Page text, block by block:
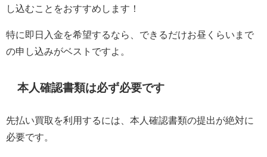
し込むことをおすすめします！
特に即日入金を希望するなら、できるだけお昼くらいまで
の申し込みがベストですよ。
本人確認書類は必ず必要です
先払い買取を利用するには、本人確認書類の提出が絶対に
必要です。